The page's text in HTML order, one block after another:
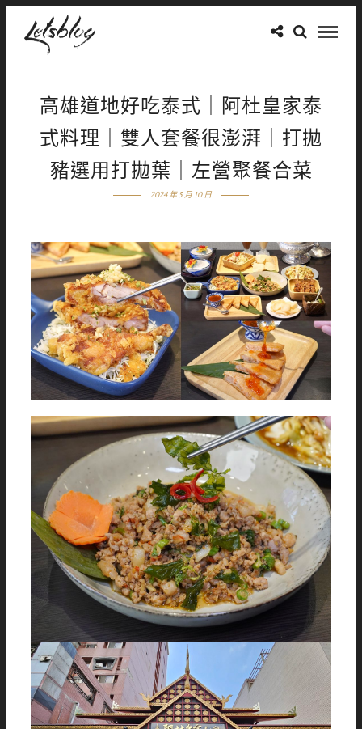
高雄道地好吃泰式｜阿杜皇家泰
式料理｜雙人套餐很澎湃｜打拋
豬選用打拋葉｜左營聚餐合菜
2024 年 5 月 10 日